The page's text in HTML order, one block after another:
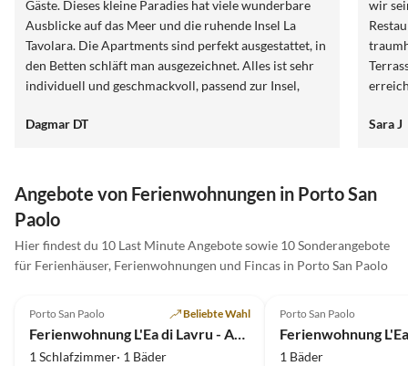
Gäste. Dieses kleine Paradies hat viele wunderbare
Ausblicke auf das Meer und die ruhende Insel La
Tavolara. Die Apartments sind perfekt ausgestattet, in
den Betten schläft man ausgezeichnet. Alles ist sehr
individuell und geschmackvoll, passend zur Insel,
Dagmar DT
wir
mit
ist
Sara J
Angebote von Ferienwohnungen in Porto San
Paolo
Hier findest du 10 Last Minute Angebote sowie 10 Sonderangebote
für Ferienhäuser, Ferienwohnungen und Fincas in Porto San Paolo
Porto San Paolo Beliebte Wahl
Ferienwohnung L'Ea di Lavru - Apt 1
1 Schlafzimmer· 1 Bäder
Porto San Paolo
1 Bäder